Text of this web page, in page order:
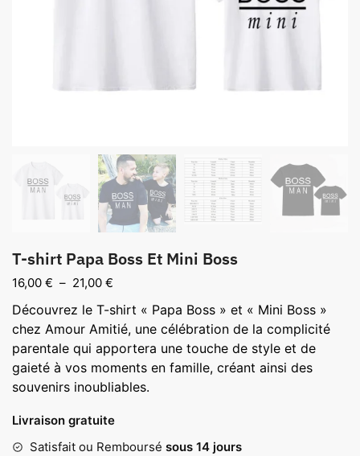
T-shirt Papa Boss Et Mini Boss
16,00 € – 21,00 €
prix :
16,00 €
à
21,00 €
Découvrez le T-shirt « Papa Boss » et « Mini Boss »
chez Amour Amitié, une célébration de la complicité
parentale qui apportera une touche de style et de
gaieté à vos moments en famille, créant ainsi des
souvenirs inoubliables.
Livraison gratuite
Satisfait ou Remboursé sous 14 jours